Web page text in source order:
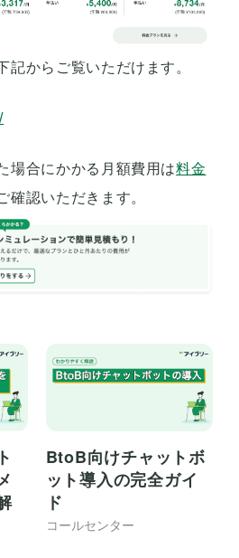
記からご覧いただけます。
場合にかかる月額費用は料金
確認いただきます。
BtoB向けチャットボ
ット導入の完全ガイ
ド
コールセンター